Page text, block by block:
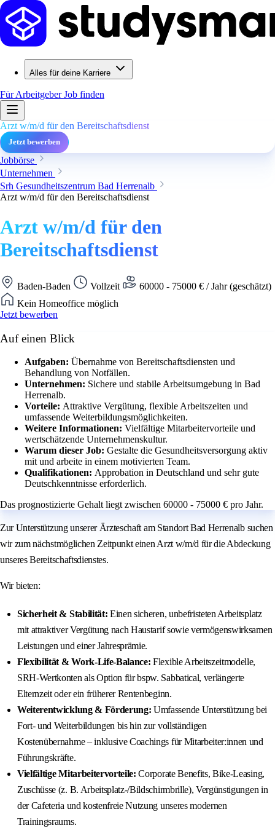
Alles für deine Karriere
Für ArbeitgeberJob finden
Arzt w/m/d für den Bereitschaftsdienst
Jetzt bewerben
Jobbörse
Unternehmen
Srh Gesundheitszentrum Bad Herrenalb
Arzt w/m/d für den Bereitschaftsdienst
Arzt w/m/d für den
Bereitschaftsdienst
Baden-Baden Vollzeit
60000 - 75000 € / Jahr (geschätzt)
Kein Homeoffice möglich
Jetzt bewerben
Auf einen Blick
Aufgaben: Übernahme von Bereitschaftsdiensten und
Behandlung von Notfällen.
Unternehmen: Sichere und stabile Arbeitsumgebung in Bad
Herrenalb.
Vorteile: Attraktive Vergütung, flexible Arbeitszeiten und
umfassende Weiterbildungsmöglichkeiten.
Weitere Informationen: Vielfältige Mitarbeitervorteile und
wertschätzende Unternehmenskultur.
Warum dieser Job: Gestalte die Gesundheitsversorgung aktiv
mit und arbeite in einem motivierten Team.
Qualifikationen: Approbation in Deutschland und sehr gute
Deutschkenntnisse erforderlich.
Das prognostizierte Gehalt liegt zwischen 60000 - 75000 € pro Jahr.
Zur Unterstützung unserer Ärzteschaft am Standort Bad Herrenalb suchen
wir zum nächstmöglichen Zeitpunkt einen Arzt w/m/d für die Abdeckung
unseres Bereitschaftsdienstes.
Wir bieten:
Sicherheit & Stabilität: Einen sicheren, unbefristeten Arbeitsplatz
mit attraktiver Vergütung nach Haustarif sowie vermögenswirksamen
Leistungen und einer Jahresprämie.
Flexibilität & Work-Life-Balance: Flexible Arbeitszeitmodelle,
SRH-Wertkonten als Option für bspw. Sabbatical, verlängerte
Elternzeit oder ein früherer Rentenbeginn.
Weiterentwicklung & Förderung: Umfassende Unterstützung bei
Fort- und Weiterbildungen bis hin zur vollständigen
Kostenübernahme – inklusive Coachings für Mitarbeiter:innen und
Führungskräfte.
Vielfältige Mitarbeitervorteile: Corporate Benefits, Bike-Leasing,
Zuschüsse (z. B. Arbeitsplatz-/Bildschirmbrille), Vergünstigungen in
der Cafeteria und kostenfreie Nutzung unseres modernen
Trainingsraums.